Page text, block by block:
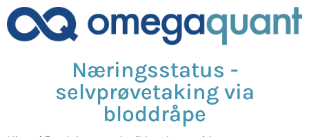
Næringsstatus -
selvprøvetaking via
bloddråpe